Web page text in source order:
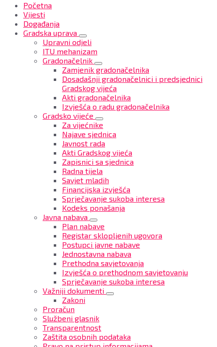
Početna
Vijesti
Događanja
Gradska uprava
Upravni odjeli
ITU mehanizam
Gradonačelnik
Zamjenik gradonačelnika
Dosadašnji gradonačelnici i predsjednici
Gradskog vijeća
Akti gradonačelnika
Izvješća o radu gradonačelnika
Gradsko vijeće
Za vijećnike
Najave sjednica
Javnost rada
Akti Gradskog vijeća
Zapisnici sa sjednica
Radna tijela
Savjet mladih
Financijska izvješća
Sprječavanje sukoba interesa
Kodeks ponašanja
Javna nabava
Plan nabave
Registar sklopljenih ugovora
Postupci javne nabave
Jednostavna nabava
Prethodna savjetovanja
Izvješća o prethodnom savjetovanju
Sprječavanje sukoba interesa
Važniji dokumenti
Zakoni
Proračun
Službeni glasnik
Transparentnost
Zaštita osobnih podataka